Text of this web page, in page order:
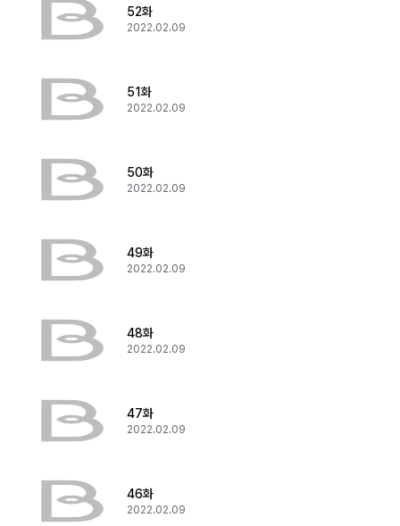
52화
2022.02.09
51화
2022.02.09
50화
2022.02.09
49화
2022.02.09
48화
2022.02.09
47화
2022.02.09
46화
2022.02.09